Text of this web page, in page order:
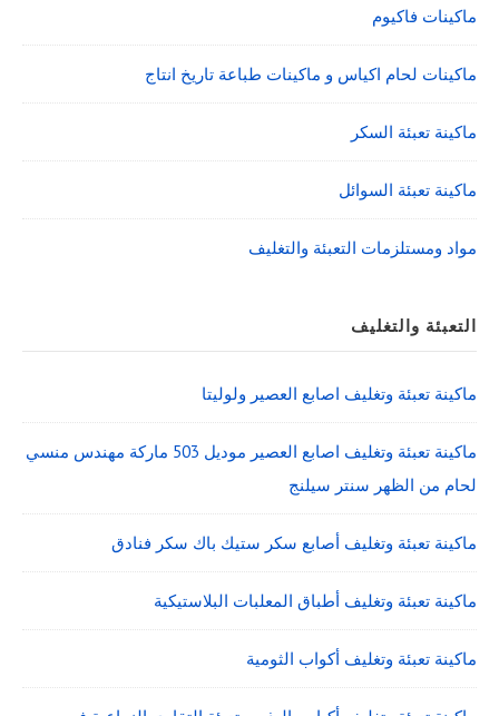
ماكينات فاكيوم
ماكينات لحام اكياس و ماكينات طباعة تاريخ انتاج
ماكينة تعبئة السكر
ماكينة تعبئة السوائل
مواد ومستلزمات التعبئة والتغليف
التعبئة والتغليف
ماكينة تعبئة وتغليف اصابع العصير ولوليتا
ماكينة تعبئة وتغليف اصابع العصير موديل 503 ماركة مهندس منسي
لحام من الظهر سنتر سيلنج
ماكينة تعبئة وتغليف أصابع سكر ستيك باك سكر فنادق
ماكينة تعبئة وتغليف أطباق المعلبات البلاستيكية
ماكينة تعبئة وتغليف أكواب الثومية